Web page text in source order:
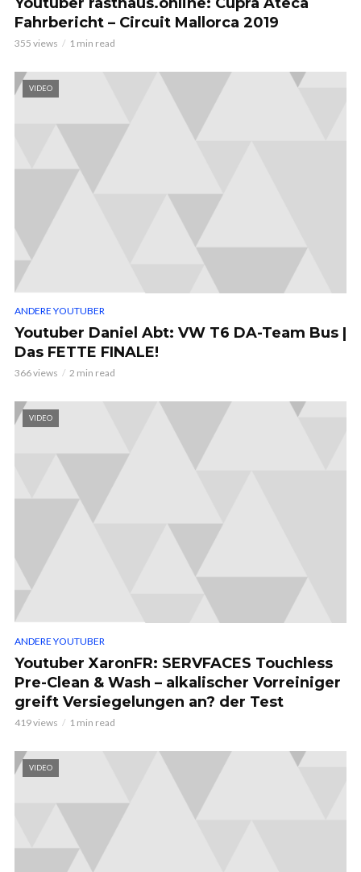
Fahrbericht – Circuit Mallorca 2019
355 views 1 min read
VIDEO
ANDERE YOUTUBER
Youtuber Daniel Abt: VW T6 DA-Team Bus |
Das FETTE FINALE!
366 views 2 min read
VIDEO
ANDERE YOUTUBER
Youtuber XaronFR: SERVFACES Touchless
Pre-Clean & Wash – alkalischer Vorreiniger
greift Versiegelungen an? der Test
419 views 1 min read
VIDEO